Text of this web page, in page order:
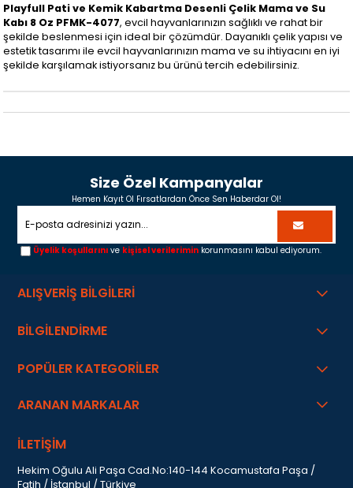
Playfull Pati ve Kemik Kabartma Desenli Çelik Mama ve Su
Kabı 8 Oz PFMK-4077, evcil hayvanlarınızın sağlıklı ve rahat bir
şekilde beslenmesi için ideal bir çözümdür. Dayanıklı çelik yapısı ve
estetik tasarımı ile evcil hayvanlarınızın mama ve su ihtiyacını en iyi
şekilde karşılamak istiyorsanız bu ürünü tercih edebilirsiniz.
Size Özel Kampanyalar
Hemen Kayıt Ol Fırsatlardan Önce Sen Haberdar Ol!
Üyelik koşullarını ve kişisel verilerimin korunmasını kabul ediyorum.
ALIŞVERİŞ BİLGİLERİ
BİLGİLENDİRME
POPÜLER KATEGORİLER
ARANAN MARKALAR
İLETİŞİM
Hekim Oğulu Ali Paşa Cad.No:140-144 Kocamustafa Paşa /
Fatih / İstanbul / Türkiye